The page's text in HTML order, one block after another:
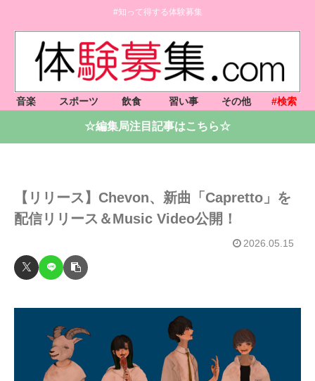
#知って得する体験募集
音楽 スポーツ 飲食 習い事 その他 #検索
☆編集局注目記事はこちら☆
【リリース】Chevon、新曲「Capretto」を
配信リリース＆Music Video公開！
2026.05.15